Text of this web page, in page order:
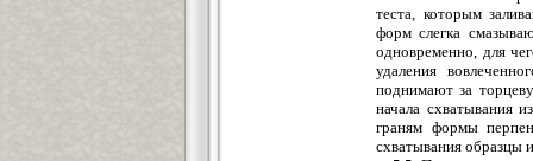
теста, которым
форм слегка
одновременно, для
удаления
поднимают за
начала схватывания
граням формы
схватывания образцы